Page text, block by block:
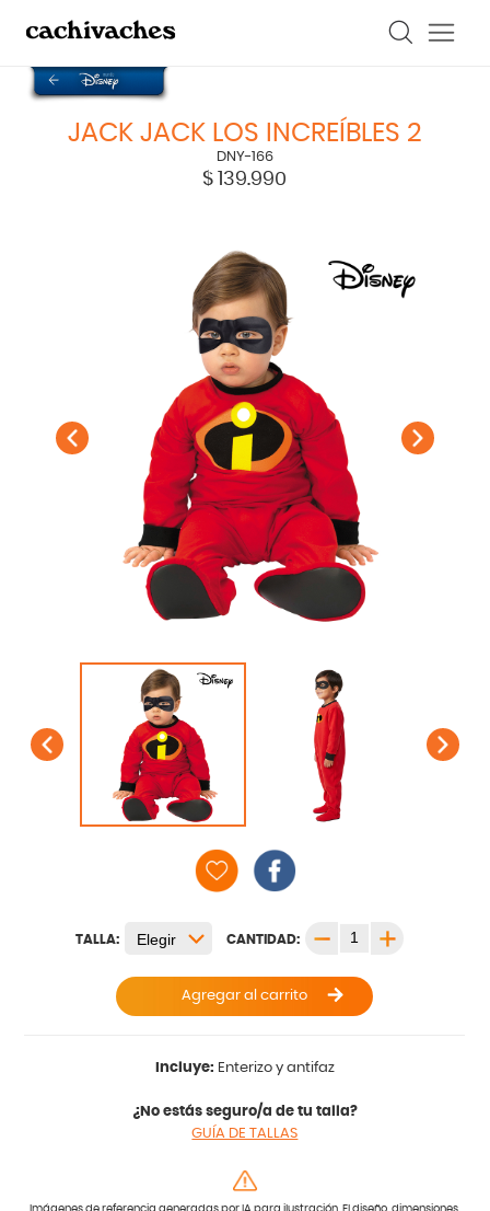
JACK JACK LOS INCREÍBLES 2
DNY-166
$ 139.990
TALLA: CANTIDAD:
Agregar al carrito
Incluye: Enterizo y antifaz
¿No estás seguro/a de tu talla?
GUÍA DE TALLAS
Imágenes de referencia generadas por IA para ilustración. El diseño, dimensiones,